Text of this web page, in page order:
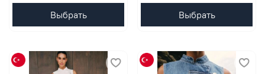
Выбрать Выбрать